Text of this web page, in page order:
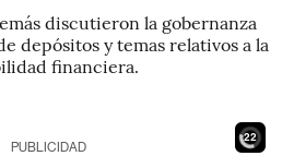
discutieron la gobernanza
depósitos y temas relativos a la
financiera.
21
PUBLICIDAD